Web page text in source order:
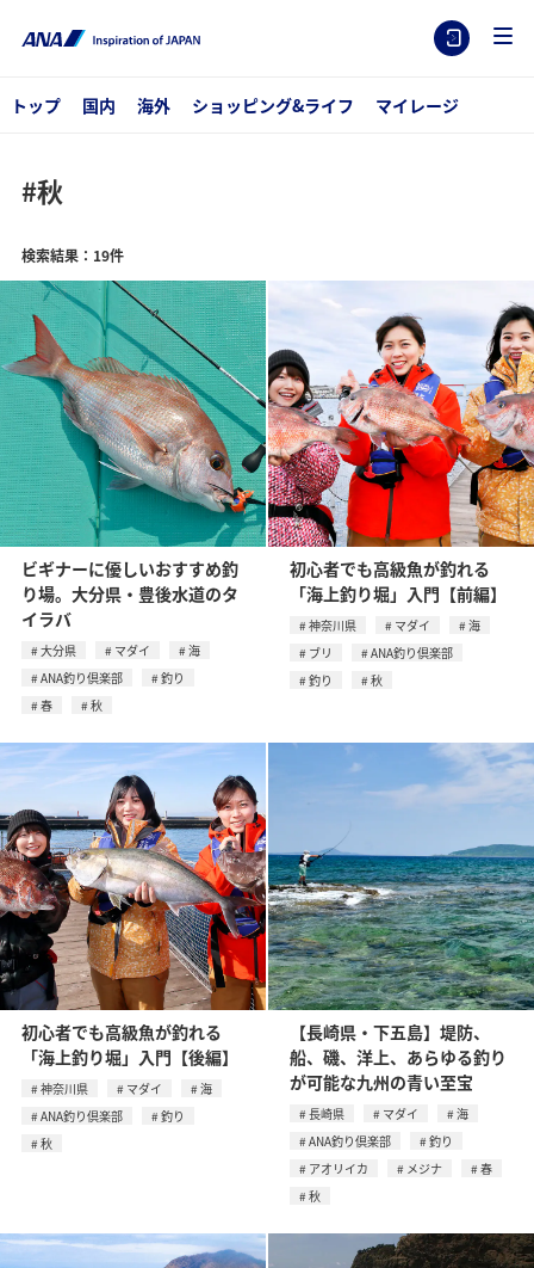
トップ 国内 海外 ショッピング&ライフ マイレージ
#秋
検索結果：19件
ビギナーに優しいおすすめ釣
り場。大分県・豊後水道のタ
イラバ
大分県 マダイ
海
ANA釣り倶楽部
釣り
春
秋
初心者でも高級魚が釣れる
「海上釣り堀」入門【前編】
神奈川県 マダイ
海
ブリ
ANA釣り倶楽部
釣り
秋
初心者でも高級魚が釣れる
「海上釣り堀」入門【後編】
神奈川県 マダイ
海
ANA釣り倶楽部
釣り
秋
【長崎県・下五島】堤防、
船、磯、洋上、あらゆる釣り
が可能な九州の青い至宝
長崎県 マダイ
海
ANA釣り倶楽部
釣り
アオリイカ
メジナ
春
秋